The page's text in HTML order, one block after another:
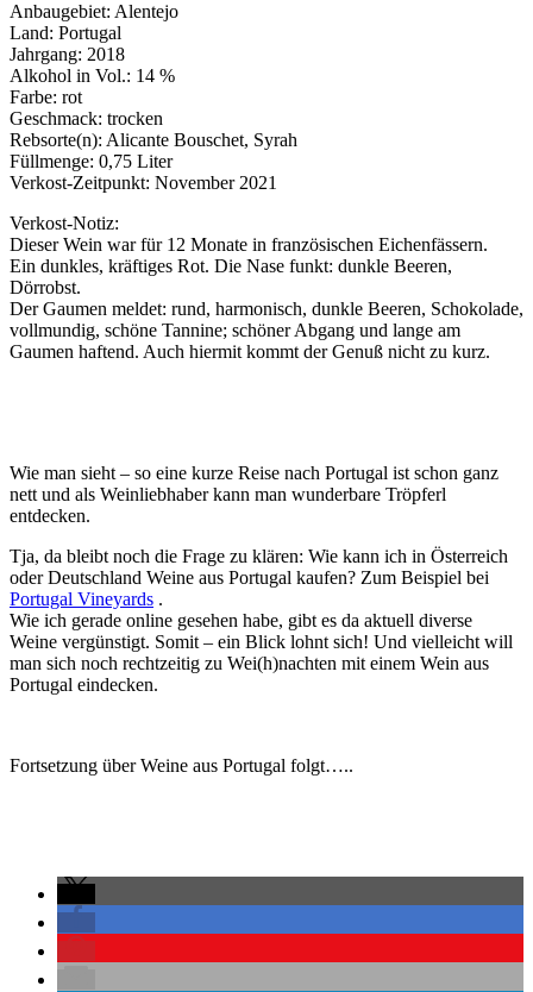
Anbaugebiet: Alentejo
Land: Portugal
Jahrgang: 2018
Alkohol in Vol.: 14 %
Farbe: rot
Geschmack: trocken
Rebsorte(n): Alicante Bouschet, Syrah
Füllmenge: 0,75 Liter
Verkost-Zeitpunkt: November 2021
Verkost-Notiz:
Dieser Wein war für 12 Monate in französischen Eichenfässern.
Ein dunkles, kräftiges Rot. Die Nase funkt: dunkle Beeren,
Dörrobst.
Der Gaumen meldet: rund, harmonisch, dunkle Beeren, Schokolade,
vollmundig, schöne Tannine; schöner Abgang und lange am
Gaumen haftend. Auch hiermit kommt der Genuß nicht zu kurz.
Wie man sieht – so eine kurze Reise nach Portugal ist schon ganz
nett und als Weinliebhaber kann man wunderbare Tröpferl
entdecken.
Tja, da bleibt noch die Frage zu klären: Wie kann ich in Österreich
oder Deutschland Weine aus Portugal kaufen? Zum Beispiel bei
Portugal Vineyards .
Wie ich gerade online gesehen habe, gibt es da aktuell diverse
Weine vergünstigt. Somit – ein Blick lohnt sich! Und vielleicht will
man sich noch rechtzeitig zu Wei(h)nachten mit einem Wein aus
Portugal eindecken.
Fortsetzung über Weine aus Portugal folgt…..